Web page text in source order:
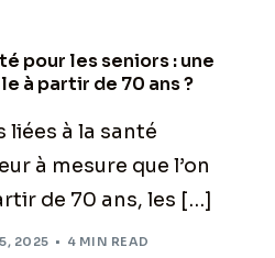
pour les seniors : une
à partir de 70 ans ?
à la santé
à mesure que l’on
de 70 ans, les […]
2025 4 MIN READ